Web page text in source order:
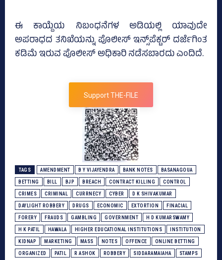
ಈ ಕಾಯ್ದೆಯ ನಿಬಂಧನೆಗಳ ಅಡಿಯಲ್ಲಿ ಯಾವುದೇ
ಅಪರಾಧದ ತನಿಖೆಯನ್ನು ಪೊಲೀಸ್ ಇನ್ಸ್‌ಪೆಕ್ಟರ್ ದರ್ಜೆಗಿಂತ
ಕಡಿಮೆ ಇರುವ ಪೊಲೀಸ್ ಅಧಿಕಾರಿ ನಡೆಸಬಾರದು ಎಂದಿದೆ.
Support THE-FILE
TAGS AMENDMENT B Y VIJAYENDRA BANK NOTES BASANAGOUA
BETTING BILL BJP BREACH CONTRACT KILLING CONTROL
CRIMES CRIMINAL CURRNECY CYBER D K SHIVAKUMAR
DAYLIGHT ROBBERY DRUGS ECONOMIC EXTORTION FINACIAL
FORERY FRAUDS GAMBLING GOVERNMENT H D KUMARSWAMY
H K PATIL HAWALA HIGHER EDUCATIONAL INSTITUTIONS INSTITUTION
KIDNAP MARKETING MASS NOTES OFFENCE ONLINE BETTING
ORGANIZED PATIL R ASHOK ROBBERY SIDDARAMAIAHA STAMPS